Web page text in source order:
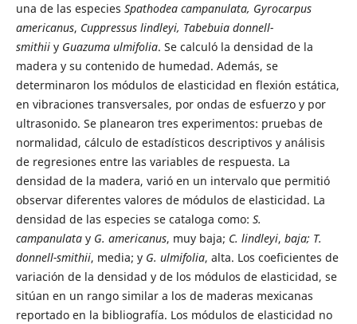
una de las especies Spathodea campanulata, Gyrocarpus
americanus, Cuppressus lindleyi, Tabebuia donnell-
smithiiy Guazuma ulmifolia. Se calculó la densidad de la
madera y su contenido de humedad. Además, se
determinaron los módulos de elasticidad en flexión estática,
en vibraciones transversales, por ondas de esfuerzo y por
ultrasonido. Se planearon tres experimentos: pruebas de
normalidad, cálculo de estadísticos descriptivos y análisis
de regresiones entre las variables de respuesta. La
densidad de la madera, varió en un intervalo que permitió
observar diferentes valores de módulos de elasticidad. La
densidad de las especies se cataloga como: S.
campanulatayG. americanus, muy baja; C. lindleyi, baja; T.
donnell-smithii, media; y G. ulmifolia, alta. Los coeficientes de
variación de la densidad y de los módulos de elasticidad, se
sitúan en un rango similar a los de maderas mexicanas
reportado en la bibliografía. Los módulos de elasticidad no